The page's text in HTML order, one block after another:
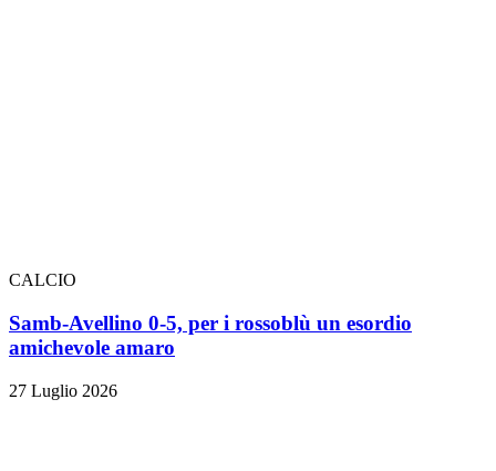
CALCIO
Samb-Avellino 0-5, per i rossoblù un esordio
amichevole amaro
27 Luglio 2026